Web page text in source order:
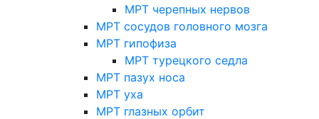
МРТ черепных нервов
МРТ сосудов головного мозга
МРТ гипофиза
МРТ турецкого седла
МРТ пазух носа
МРТ уха
МРТ глазных орбит